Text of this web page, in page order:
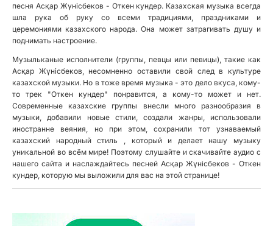
песня Асқар Жүнiсбеков - Откен кундер. Казахская музыка всегда
шла рука об руку со всеми традициями, праздниками и
церемониями казахского народа. Она может затрагивать душу и
поднимать настроение.
Музыльканые исполнители (группы, певцы или певицы), такие как
Асқар Жүнiсбеков, несомненно оставили свой след в культуре
казахской музыки. Но в тоже время музыка - это дело вкуса, кому-
то трек "Откен кундер" понравится, а кому-то может и нет.
Современные казахские группы внесли много разнообразия в
музыки, добавили новые стили, создали жанры, использовали
иностранне веяния, но при этом, сохранили тот узнаваемый
казахский народный стиль , который и делает нашу музыку
уникальной во всём мире! Поэтому слушайте и скачивайте аудио с
нашего сайта и наслаждайтесь песней Асқар Жүнiсбеков - Откен
кундер, которую мы выложили для вас на этой странице!